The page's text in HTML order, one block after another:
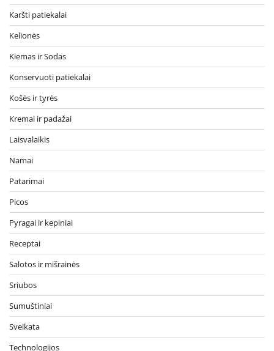
Karšti patiekalai
Kelionės
Kiemas ir Sodas
Konservuoti patiekalai
Košės ir tyrės
Kremai ir padažai
Laisvalaikis
Namai
Patarimai
Picos
Pyragai ir kepiniai
Receptai
Salotos ir mišrainės
Sriubos
Sumuštiniai
Sveikata
Technologijos